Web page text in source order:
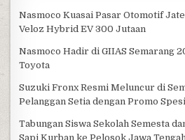
Nasmoco Kuasai Pasar Otomotif
Veloz Hybrid EV 300 Jutaan
Nasmoco Hadir di GIIAS Semarang
Toyota
Suzuki Fronx Resmi Meluncur di
Pelanggan Setia dengan Promo
Tabungan Siswa Sekolah Semesta
Sapi Kurban ke Pelosok Jawa Tengah